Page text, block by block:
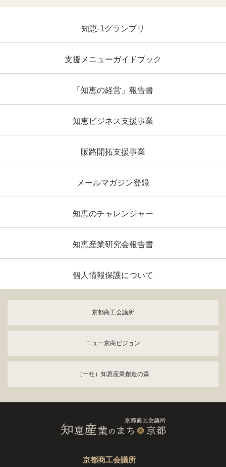
知恵-1グランプリ
支援メニューガイドブック
「知恵の経営」報告書
知恵ビジネス支援事業
販路開拓支援事業
メールマガジン登録
知恵のチャレンジャー
知恵産業研究会報告書
個人情報保護について
京都商工会議所
ニュー京商ビジョン
（一社）知恵産業創造の森
京都商工会議所